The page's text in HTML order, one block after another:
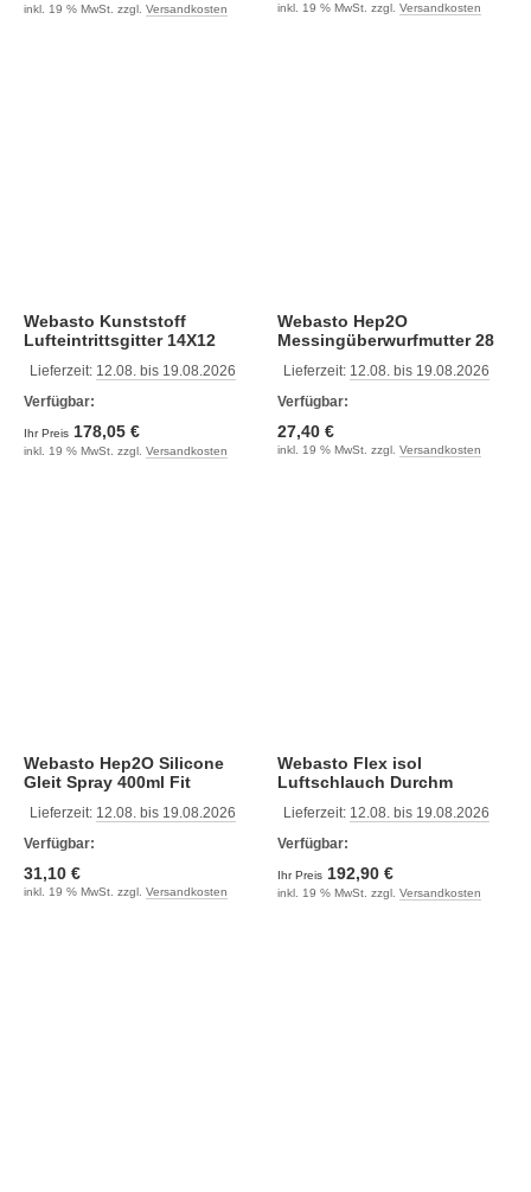
inkl. 19 % MwSt. zzgl. Versandkosten inkl. 19 % MwSt. zzgl. Versandkosten
Webasto Kunststoff
Lufteintrittsgitter 14X12
Lieferzeit: 12.08. bis 19.08.2026
Verfügbar:
Ihr Preis 178,05 €
inkl. 19 % MwSt. zzgl. Versandkosten
Webasto Hep2O
Messingüberwurfmutter 28
Lieferzeit: 12.08. bis 19.08.2026
Verfügbar:
27,40 €
inkl. 19 % MwSt. zzgl. Versandkosten
Webasto Hep2O Silicone
Gleit Spray 400ml Fit
Lieferzeit: 12.08. bis 19.08.2026
Verfügbar:
31,10 €
inkl. 19 % MwSt. zzgl. Versandkosten
Webasto Flex isol
Luftschlauch Durchm
Lieferzeit: 12.08. bis 19.08.2026
Verfügbar:
Ihr Preis 192,90 €
inkl. 19 % MwSt. zzgl. Versandkosten